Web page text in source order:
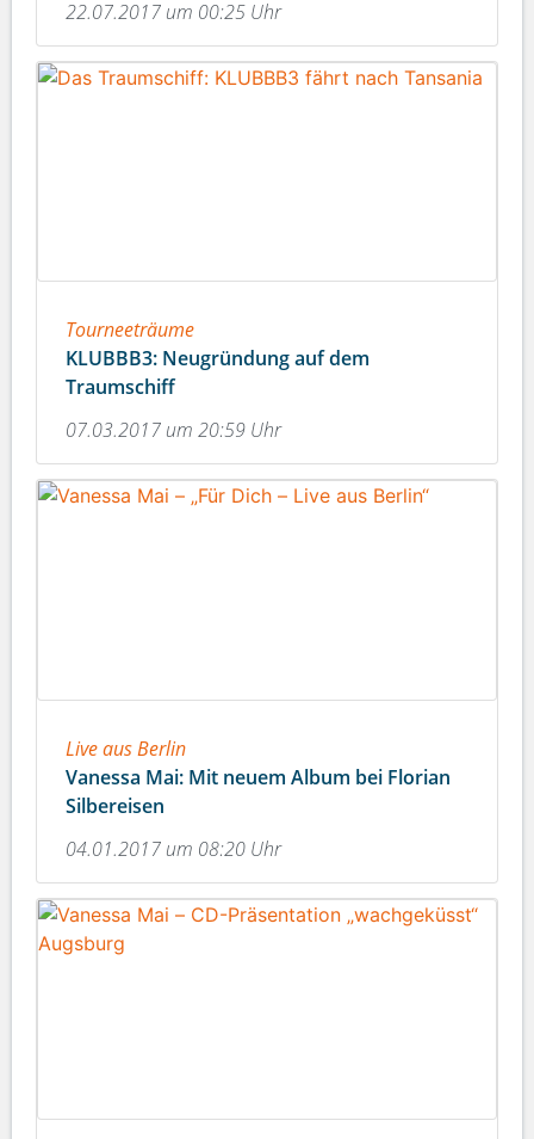
22.07.2017 um 00:25 Uhr
Tourneeträume
KLUBBB3: Neugründung auf dem
Traumschiff
07.03.2017 um 20:59 Uhr
Live aus Berlin
Vanessa Mai: Mit neuem Album bei Florian
Silbereisen
04.01.2017 um 08:20 Uhr